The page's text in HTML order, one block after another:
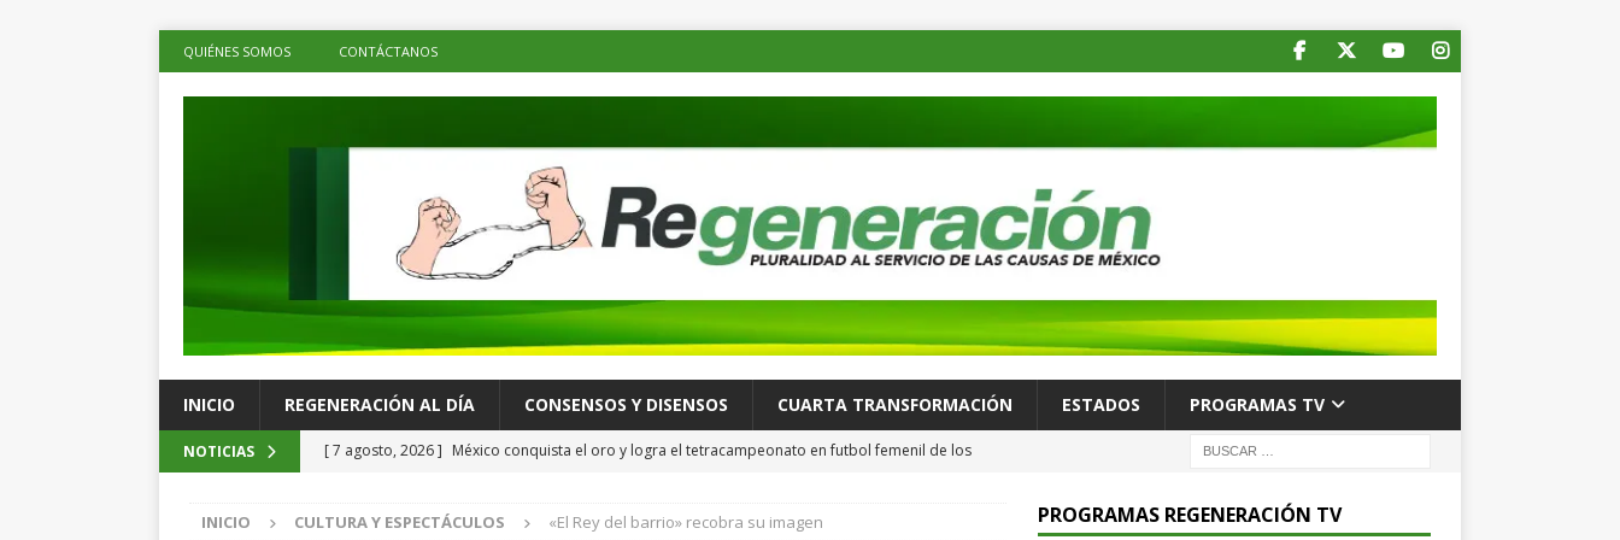
QUIÉNES SOMOS CONTÁCTANOS
INICIO REGENERACIÓN AL DÍA CONSENSOS Y DISENSOS CUARTA TRANSFORMACIÓN ESTADOS PROGRAMAS TV
NOTICIAS [ 7 agosto, 2026 ] México conquista el oro y logra el tetracampeonato en futbol femenil de los
[ 7 agosto, 2026 ] La economía de las familias mexicanas mejora; hay bienestar: presidenta
INICIO CULTURA Y ESPECTÁCULOS «El Rey del barrio» recobra su imagen PROGRAMAS REGENERACIÓN TV